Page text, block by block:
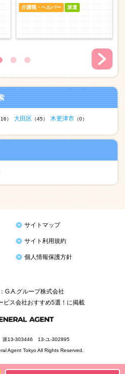
介護職・ヘルパー 派遣
16） 大田区 （45） 木更津市 （0）
サイトマップ
サイト利用規約
個人情報保護方針
G.A.グループ株式会社
ビス会社おすすめ5選！に掲載
派13-303446 13-ユ-302895
Agent Tokyo All Rights Reserved.